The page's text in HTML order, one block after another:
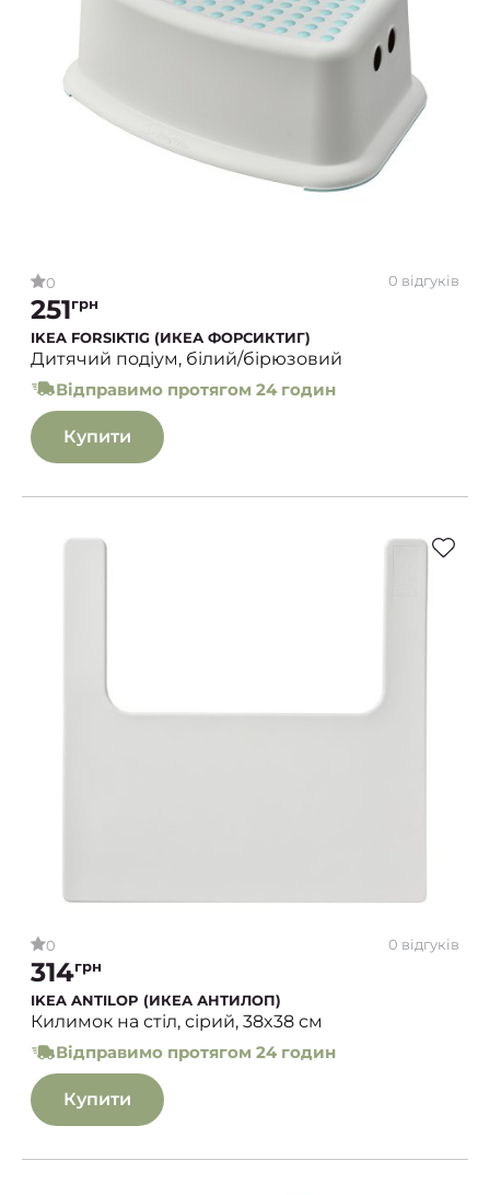
0 0 відгуків
251грн
IKEA FORSIKTIG (ИКЕА ФОРСИКТИГ)
Дитячий подіум, білий/бірюзовий
Відправимо протягом 24 годин
Купити
0 0 відгуків
314грн
IKEA ANTILOP (ИКЕА АНТИЛОП)
Килимок на стіл, сірий, 38x38 см
Відправимо протягом 24 годин
Купити